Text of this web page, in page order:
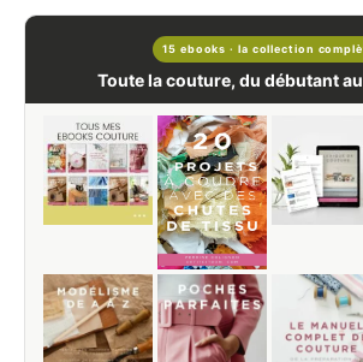
15 ebooks · la collection
Toute la couture, du débutant